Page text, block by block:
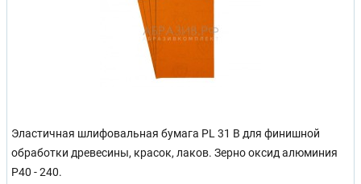
Эластичная шлифовальная бумага PL 31 B для финишной
обработки древесины, красок, лаков. Зерно оксид алюминия
P40 - 240.